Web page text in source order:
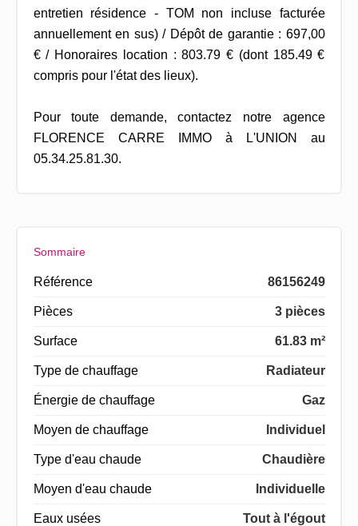
entretien résidence - TOM non incluse facturée
annuellement en sus) / Dépôt de garantie : 697,00
€ / Honoraires location : 803.79 € (dont 185.49 €
compris pour l'état des lieux).
Pour toute demande, contactez notre agence
FLORENCE CARRE IMMO à L'UNION au
05.34.25.81.30.
Sommaire
Référence 86156249
Pièces 3 pièces
Surface 61.83 m²
Type de chauffage Radiateur
Énergie de chauffage Gaz
Moyen de chauffage Individuel
Type d'eau chaude Chaudière
Moyen d'eau chaude Individuelle
Eaux usées Tout à l'égout